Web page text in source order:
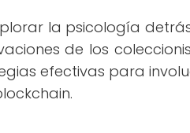
la psicología
de los
efectivas para